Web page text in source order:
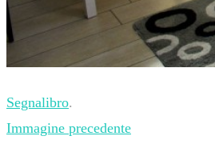
Segnalibro.
Immagine precedente